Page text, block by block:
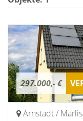
297.000,- €
Arnstadt /